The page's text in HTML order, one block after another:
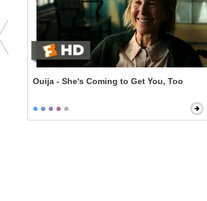
Ouija - She's Coming to Get You, Too